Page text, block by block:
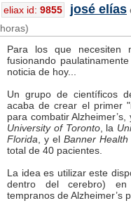
eliax id: 9855 josé elías
horas)
Para los que necesiten
fusionando
noticia de hoy...
Un grupo de científicos
acaba de crear el primer
para combatir
University of Toronto, la
Florida , y el Banner Health
total de 40 pacientes.
La idea es utilizar este
dentro del cerebro) en
tempranos de Alzheimer’s